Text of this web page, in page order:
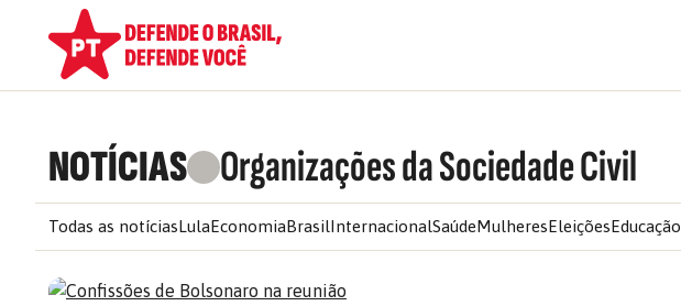
NOTÍCIAS Organizações da Sociedade Civil
Todas as notíciasLulaEconomiaBrasilInternacionalSaúdeMulheresEleiçõesEducação